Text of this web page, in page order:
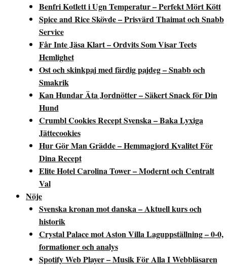
Benfri Kotlett i Ugn Temperatur – Perfekt Mört Kött
Spice and Rice Skövde – Prisvärd Thaimat och Snabb
Service
Får Inte Jäsa Klart – Ordvits Som Visar Teets
Hemlighet
Ost och skinkpaj med färdig pajdeg – Snabb och
Smakrik
Kan Hundar Äta Jordnötter – Säkert Snack för Din
Hund
Crumbl Cookies Recept Svenska – Baka Lyxiga
Jättecookies
Hur Gör Man Grädde – Hemmagjord Kvalitet För
Dina Recept
Elite Hotel Carolina Tower – Modernt och Centralt
Val
Nöje
Svenska kronan mot danska – Aktuell kurs och
historik
Crystal Palace mot Aston Villa Laguppställning – 0-0,
formationer och analys
Spotify Web Player – Musik För Alla I Webbläsaren